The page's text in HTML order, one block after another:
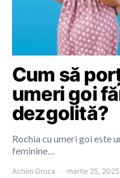
Cum să
umeri goi
dezgolită?
Rochia cu umeri goi este
feminine…
Achim Groza martie 25, 2025